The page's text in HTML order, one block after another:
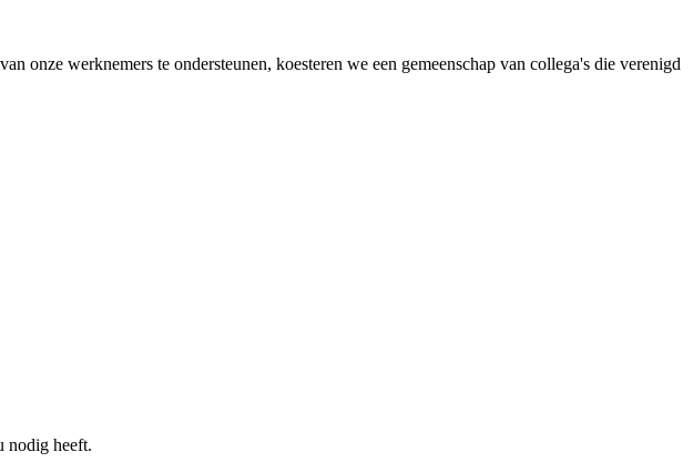
werknemers te ondersteunen, koesteren we een gemeenschap van collega's die verenigd
nodig heeft.